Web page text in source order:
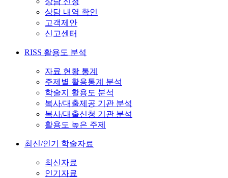
상담 내역 확인
고객제안
신고센터
RISS 활용도 분석
자료 현황 통계
주제별 활용통계 분석
학술지 활용도 분석
복사/대출제공 기관 분석
복사/대출신청 기관 분석
활용도 높은 주제
최신/인기 학술자료
최신자료
인기자료